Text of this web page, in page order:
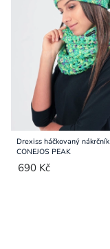
Drexiss háčkovaný nákrčník
CONEJOS PEAK
690 Kč